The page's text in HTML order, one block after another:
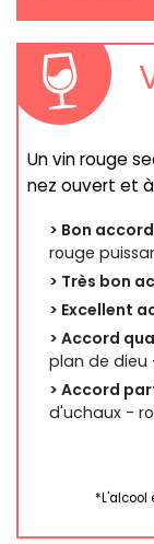
Un vin rouge
nez ouvert et
> Bon
rouge
> Très bon
> Excellent
> Accord
plan de dieu
> Accord
d'uchaux -
*L'alcool